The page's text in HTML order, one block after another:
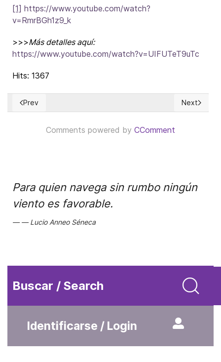
[1] https://www.youtube.com/watch?
v=RmrBGh1z9_k
>>>Más detalles aquí:
https://www.youtube.com/watch?v=UIFUTeT9uTc
Hits: 1367
Previous article: The Politics of Freedom
Prev Next
Next
Comments powered by CComment
Para quien navega sin rumbo ningún
viento es favorable.
Lucio Anneo Séneca
Buscar / Search
Identificarse / Login